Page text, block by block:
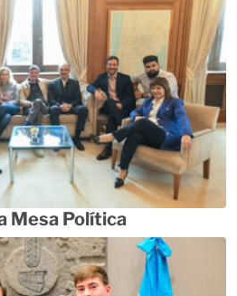
Mesa Política